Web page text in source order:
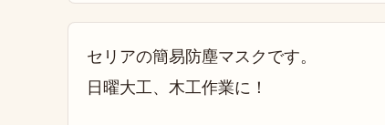
セリアの簡易防塵マスクです。
日曜大工、木工作業に！